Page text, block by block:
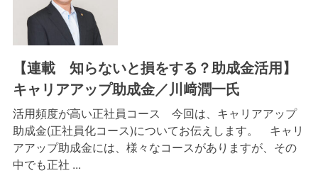
【連載 知らないと損をする？助成金活用】
キャリアアップ助成金／川﨑潤一氏
活用頻度が高い正社員コース 今回は、キャリアアップ
助成金(正社員化コース)についてお伝えします。 キャリ
アアップ助成金には、様々なコースがありますが、その
中でも正社 ...